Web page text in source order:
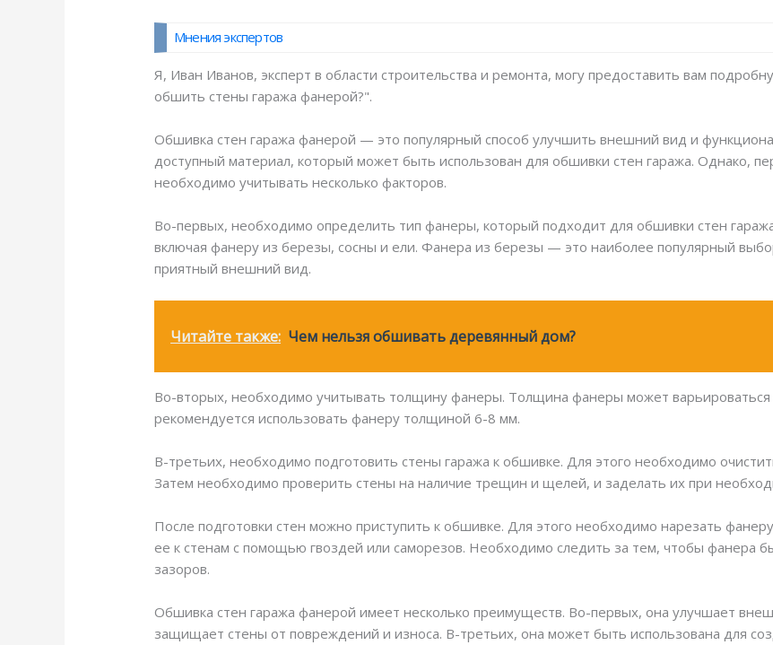
Мнения экспертов
Я, Иван Иванов, эксперт в области строительства и ремонта, могу предоставить вам
обшить стены гаража фанерой?".
Обшивка стен гаража фанерой — это популярный способ улучшить внешний вид и
доступный материал, который может быть использован для обшивки стен гаража. Однако,
необходимо учитывать несколько факторов.
Во-первых, необходимо определить тип фанеры, который подходит для обшивки стен
включая фанеру из березы, сосны и ели. Фанера из березы — это наиболее популярный
приятный внешний вид.
Читайте также: Чем нельзя обшивать деревянный дом?
Во-вторых, необходимо учитывать толщину фанеры. Толщина фанеры может
рекомендуется использовать фанеру толщиной 6-8 мм.
В-третьих, необходимо подготовить стены гаража к обшивке. Для этого необходимо
Затем необходимо проверить стены на наличие трещин и щелей, и заделать их при
После подготовки стен можно приступить к обшивке. Для этого необходимо нарезать
ее к стенам с помощью гвоздей или саморезов. Необходимо следить за тем, чтобы фанера
зазоров.
Обшивка стен гаража фанерой имеет несколько преимуществ. Во-первых, она улучшает
защищает стены от повреждений и износа. В-третьих, она может быть использована для